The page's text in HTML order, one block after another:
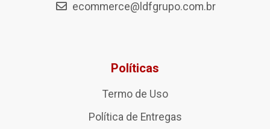
ecommerce@ldfgrupo.com.br
Políticas
Termo de Uso
Política de Entregas